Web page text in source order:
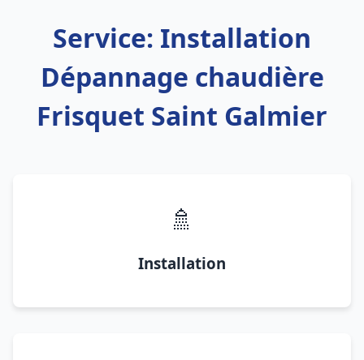
Service: Installation
Dépannage chaudière
Frisquet Saint Galmier
🚿
Installation